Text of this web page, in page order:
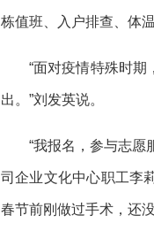
栋值班、入户排查、体
“面对疫情特殊时
出。”刘发英说。
“我报名，参与志愿
司企业文化中心职工李
春节前刚做过手术，还